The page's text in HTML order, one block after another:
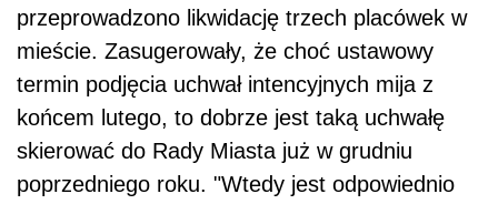
przeprowadzono likwidację trzech placówek w
mieście. Zasugerowały, że choć ustawowy
termin podjęcia uchwał intencyjnych mija z
końcem lutego, to dobrze jest taką uchwałę
skierować do Rady Miasta już w grudniu
poprzedniego roku. "Wtedy jest odpowiednio